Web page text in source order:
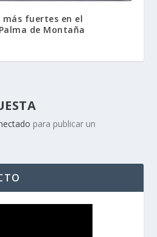
más fuertes en el
de Montaña
para publicar un